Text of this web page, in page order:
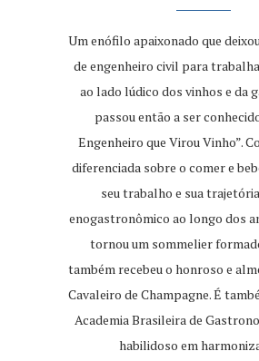
Um enófilo apaixonado que
de engenheiro civil para
ao lado lúdico dos vinhos e da
passou então a ser
Engenheiro que Virou Vinho”.
diferenciada sobre o comer e
seu trabalho e sua
enogastronômico ao longo dos
tornou um sommelier
também recebeu o honroso e
Cavaleiro de Champagne. É
Academia Brasileira de
habilidoso em